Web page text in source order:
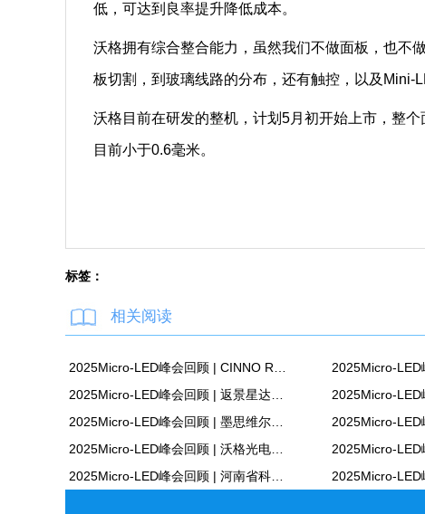
低，可达到良率提升降低成本。
沃格拥有综合整合能力，虽然我们不做面板，也不
板切割，到玻璃线路的分布，还有触控，以及Mini-
沃格目前在研发的整机，计划5月初开始上市，整
目前小于0.6毫米。
标签：
相关阅读